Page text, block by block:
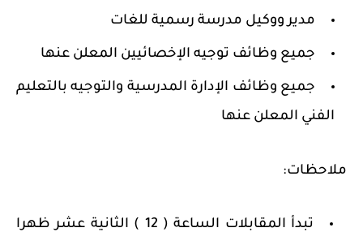
مدير ووكيل مدرسة رسمية للغات
جميع وظائف توجيه الإخصائيين المعلن عنها
جميع وظائف الإدارة المدرسية والتوجيه بالتعليم
الفني المعلن عنها
ملاحظات:
تبدأ المقابلات الساعة ( 12 ) الثانية عشر ظهرا